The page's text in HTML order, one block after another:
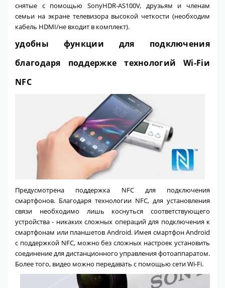
снятые с помощью SonyHDR-AS100V, друзьям и членам
семьи на экране телевизора высокой четкости (необходим
кабель HDMI/не входит в комплект).
удобны функции для подключения
благодаря поддержке технологий Wi-Fiи
NFC
Предусмотрена поддержка NFC для подключения
смартфонов. Благодаря технологии NFC, для установления
связи необходимо лишь коснуться соответствующего
устройства - никаких сложных операций для подключения к
смартфонам или планшетов Android. Имея смартфон Android
с поддержкой NFC, можно без сложных настроек установить
соединение для дистанционного управления фотоаппаратом.
Более того, видео можно передавать с помощью сети Wi-Fi.